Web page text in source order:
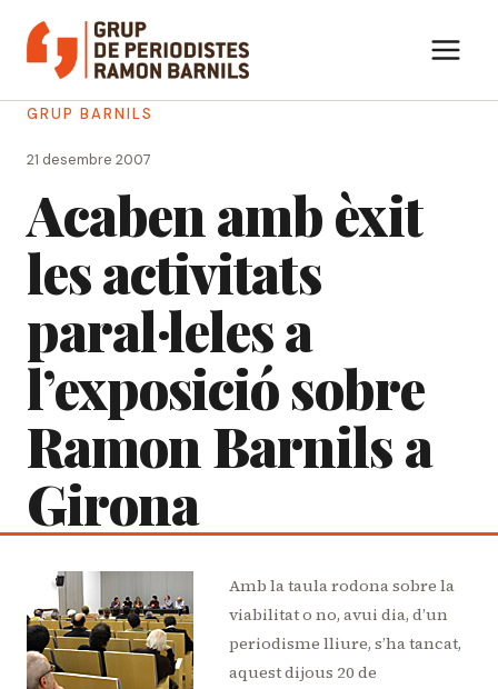
contingut
GRUP BARNILS
21 desembre 2007
Acaben amb èxit
les activitats
paral·leles a
l’exposició sobre
Ramon Barnils a
Girona
Amb la taula rodona sobre la
viabilitat o no, avui dia, d’un
periodisme lliure, s’ha tancat,
aquest dijous 20 de